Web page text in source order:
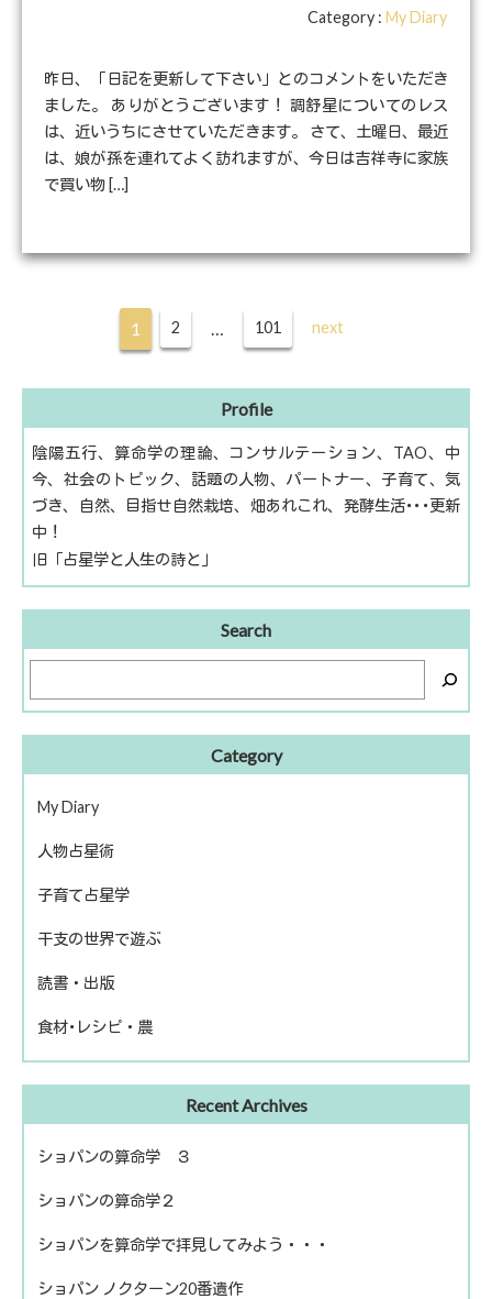
Category :My Diary
昨日、「日記を更新して下さい」とのコメントをいただき
ました。 ありがとうございます！ 調舒星についてのレス
は、近いうちにさせていただきます。 さて、土曜日、最近
は、娘が孫を連れてよく訪れますが、今日は吉祥寺に家族
で買い物 […]
ゲ
シ
ョ
ン
1 2 … 101 next
Profile
陰陽五行、算命学の理論、コンサルテーション、TAO、中
今、社会のトピック、話題の人物、パートナー、子育て、気
づき、自然、目指せ自然栽培、畑あれこれ、発酵生活･･･更新
中！
旧「占星学と人生の詩と」
Search
Category
My Diary
ピアノ再開
人物占星術
歴史上の人物
話題の人物
子育て占星学
干支の世界で遊ぶ
きのえねファイル
運命を左右する星について
読書・出版
冬のソナタ
食材･レシピ・農
Recent Archives
ショパンの算命学 ３
ショパンの算命学２
ショパンを算命学で拝見してみよう・・・
ショパン ノクターン20番遺作